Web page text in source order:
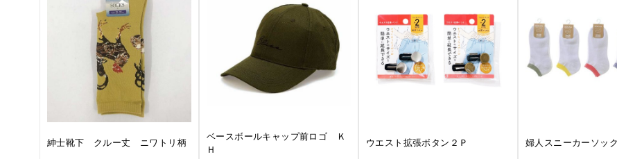
紳士靴下 クルー丈 ニワトリ柄
ベースボールキャップ前ロゴ Ｋ
Ｈ
ウエスト拡張ボタン２Ｐ 婦人スニーカーソッ